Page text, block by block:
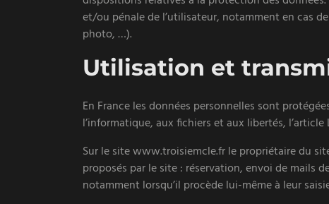
et/ou pénale de l’utilisateur, notamment en cas
photo, …).
Utilisation et
En France les données personnelles sont
l’informatique, aux fichiers et aux libertés,
Sur le site www.troisiemcle.fr le propriétaire du
proposés par le site : réservation, envoi de mails
notamment lorsqu’il procède lui-même à leur